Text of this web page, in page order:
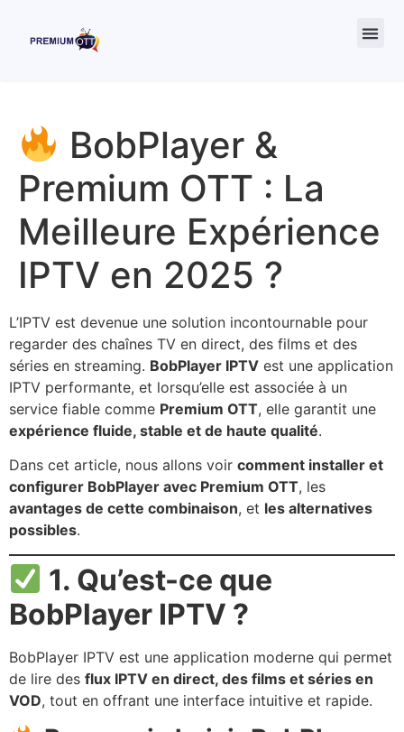
BobPlayer &
Premium OTT : La
Meilleure Expérience
IPTV en 2025 ?
L’IPTV est devenue une solution incontournable pour
regarder des chaînes TV en direct, des films et des
séries en streaming. BobPlayer IPTV est une application
IPTV performante, et lorsqu’elle est associée à un
service fiable comme Premium OTT, elle garantit une
expérience fluide, stable et de haute qualité.
Dans cet article, nous allons voir comment installer et
configurer BobPlayer avec Premium OTT, les
avantages de cette combinaison, et les alternatives
possibles.
1. Qu’est-ce que
BobPlayer IPTV ?
BobPlayer IPTV est une application moderne qui permet
de lire des flux IPTV en direct, des films et séries en
VOD, tout en offrant une interface intuitive et rapide.